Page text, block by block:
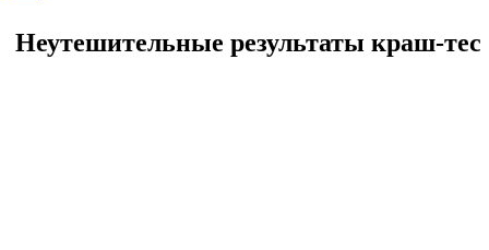
Неутешительные результаты краш-